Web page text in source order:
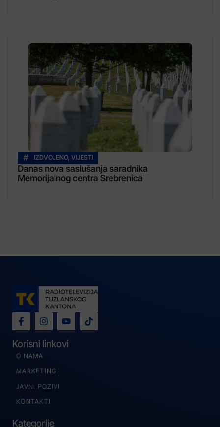
IZDVOJENO, VIJESTI
Danas nova saslušanja saradnika
Memorijalnog centra Srebrenica
Korisni linkovi
O NAMA
MARKETING
JAVNI POZIVI
KONTAKTI
Kategorije